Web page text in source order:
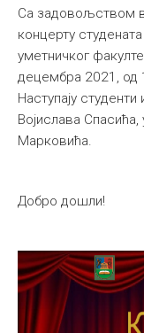
Издаваштво
Библиотека
Студенти
Међународна
Са задовољством
концерту
уметничког
децембра 2021, од
Наступају
Војислава
Марковића.
Добро дошли!